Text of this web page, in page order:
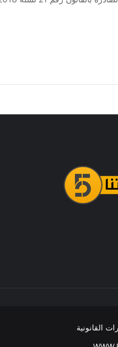
القانونية